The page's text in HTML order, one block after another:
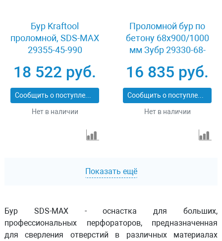
Бур Kraftool
проломной, SDS-MAX
29355-45-990
18 522 руб.
Сообщить о поступлении
Нет в наличии
Проломной бур по
бетону 68х900/1000
мм Зубр 29330-68-
16 835 руб.
Сообщить о поступлении
Нет в наличии
Показать ещё
Бур SDS-MAX - оснастка для больших,
профессиональных перфораторов, предназначенная
для сверления отверстий в различных материалах